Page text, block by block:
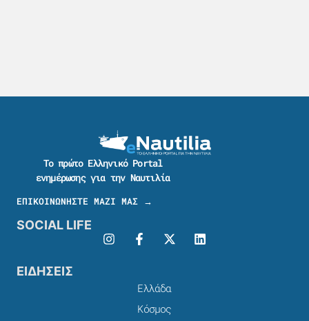
Το πρώτο Ελληνικό Portal
ενημέρωσης για την Ναυτιλία
ΕΠΙΚΟΙΝΩΝΗΣΤΕ ΜΑΖΙ ΜΑΣ →
SOCIAL LIFE
ΕΙΔΗΣΕΙΣ
Ελλάδα
Κόσμος